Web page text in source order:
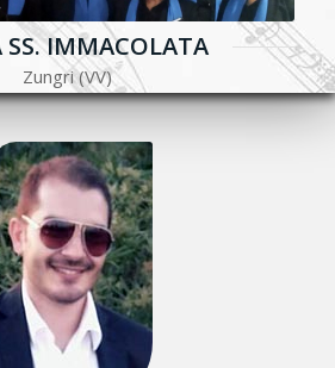
SS. IMMACOLATA
Zungri (VV)